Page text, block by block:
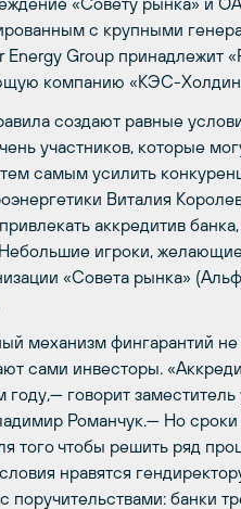
с крупными
Energy Group принадлежит
компанию «КЭС-
создают равные
участников, которые
самым усилить
Виталия
аккредитив
игроки,
«Совета рынка»
механизм фингарантий
сами инвесторы.
году,— говорит
Романчук.— Но сроки
того чтобы решить ряд
нравятся
поручительствами: банки